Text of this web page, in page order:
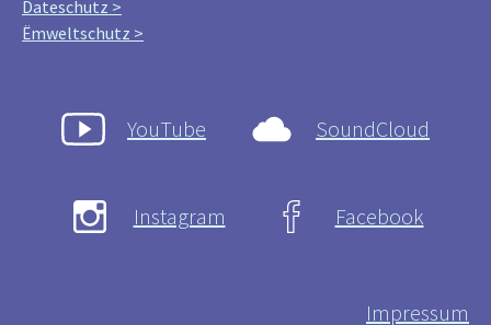
Dateschutz >
Ëmweltschutz >
YouTube SoundCloud
Instagram Facebook
Impressum